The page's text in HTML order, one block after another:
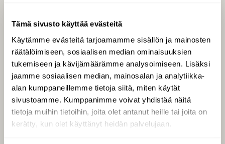
Tämä sivusto käyttää evästeitä
Käytämme evästeitä tarjoamamme sisällön ja mainosten
räätälöimiseen, sosiaalisen median ominaisuuksien
tukemiseen ja kävijämäärämme analysoimiseen. Lisäksi
jaamme sosiaalisen median, mainosalan ja analytiikka-
alan kumppaneillemme tietoja siitä, miten käytät
sivustoamme. Kumppanimme voivat yhdistää näitä
tietoja muihin tietoihin, joita olet antanut heille tai joita on
kerätty, kun olet käyttänyt heidän palvelujaan.
Tilaa digilukuoikeus
Äänestä parasta juttua
Tilaa uutiskirje
SUOMEN LUONNON­
SUOJELU­LIITTO
Suomen Luonto -lehden